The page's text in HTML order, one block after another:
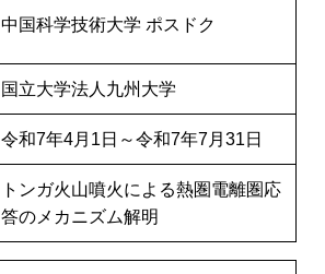
中国科学技術大学 ポスドク
国立大学法人九州大学
令和7年4月1日～令和7年7月31日
トンガ火山噴火による熱圏電離圏応
答のメカニズム解明